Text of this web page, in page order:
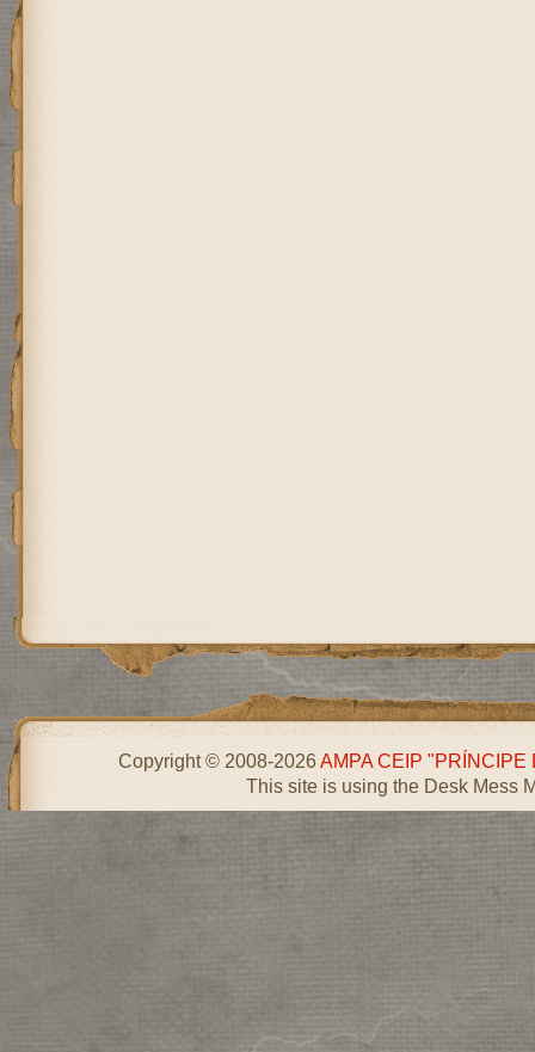
Copyright © 2008-2026AMPA CEIP "PRÍNCIPE
This site is using the Desk Mess